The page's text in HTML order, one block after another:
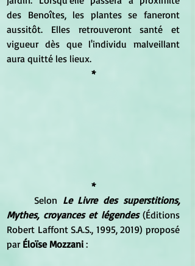
des Benoîtes, les plantes se faneront
aussitôt. Elles retrouveront santé et
vigueur dès que l'individu malveillant
aura quitté les lieux.
*
*
Selon Le Livre des superstitions,
Mythes, croyances et légendes (Éditions
Robert Laffont S.A.S., 1995, 2019) proposé
par Éloïse Mozzani :